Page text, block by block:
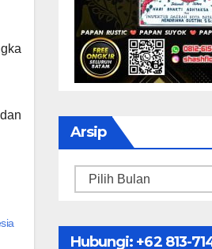
Arsip
Arsip
Hubungi: ‪+62 813-